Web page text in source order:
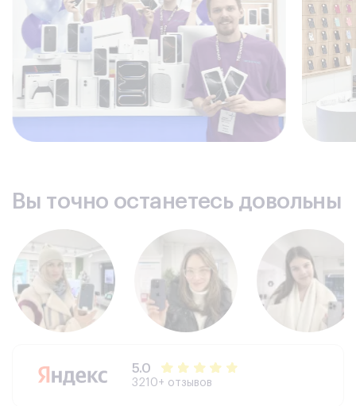
Сроки гарантийных обязательствзависят от типа
запчастей, но предоставляются каждому заказчику
независимо от направления ремонта.
Вы точно останетесь довольны
5.0
3210+ отзывов